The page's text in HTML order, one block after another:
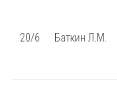
20/6 Баткин Л.М.